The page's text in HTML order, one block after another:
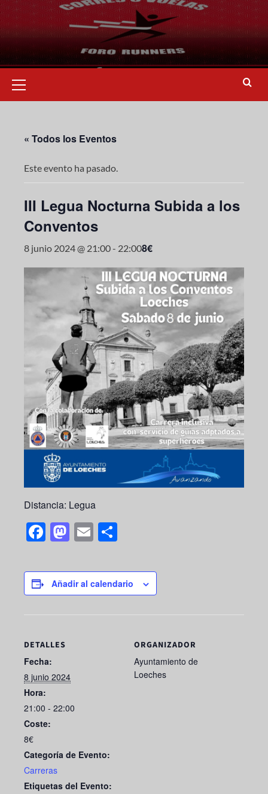
« Todos los Eventos
Este evento ha pasado.
III Legua Nocturna Subida a los
Conventos
8 junio 2024 @ 21:00- 22:008€
Distancia: Legua
F
a
c
e
o
k
M
a
st
o
E
m
ailar
e
Añadir al calendario
DETALLES
Fecha:
8 junio 2024
Hora:
21:00 - 22:00
Coste:
8€
Categoría de Evento:
Carreras
Etiquetas del Evento:
ORGANIZADOR
Ayuntamiento de
Loeches